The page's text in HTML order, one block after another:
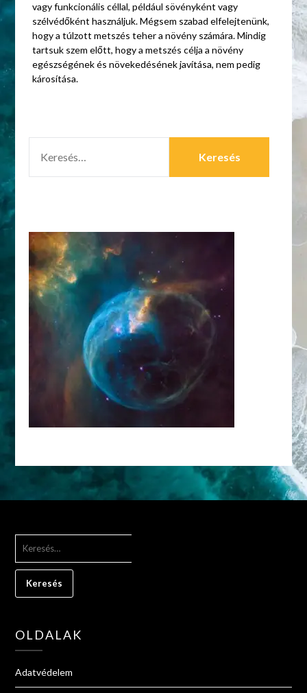
vagy funkcionális céllal, például sövényként vagy
szélvédőként használjuk. Mégsem szabad elfelejtenünk,
hogy a túlzott metszés teher a növény számára. Mindig
tartsuk szem előtt, hogy a metszés célja a növény
egészségének és növekedésének javítása, nem pedig
károsítása.
OLDALAK
Adatvédelem